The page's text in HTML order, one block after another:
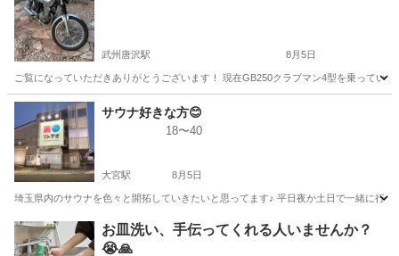
武州唐沢駅 8月5日
ご覧になっていただきありがとうございます！ 現在GB250クラブマン4型を乗ってい
埼玉 入間郡 武州唐沢駅 ツーリング
サウナ好きな方😊
18〜40
大宮駅 8月5日
埼玉県内のサウナを色々と開拓していきたいと思ってます♪ 平日夜か土日で一緒に行け
埼玉 さいたま市 大宮駅 友達 サウナ
お皿洗い、手伝ってくれる人いませんか？
😭🙏